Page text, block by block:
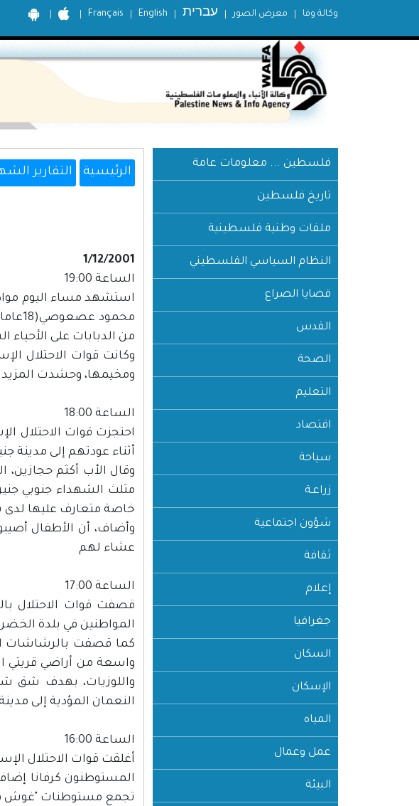
Français English עברית معرض الصور وكالة وفا
فلسطين ... معلومات عامة
تاريخ فلسطين
ملفات وطنية فلسطينية
النظام السياسي الفلسطيني
قضايا الصراع
القدس
الصحة
التعليم
اقتصاد
سياحة
زراعـة
شؤون اجتماعية
ثقافة
إعلام
جغرافيا
السكان
الإسكان
المياه
عمل وعمال
البيئة
الرئيسية التقارير
1/12/2001
الساعة 19:00
من الدبابات على الأحياء
وكانت قوات الاحتلال
ومخيمها، وحشدت المزيد
الساعة 18:00
أثناء عودتهم إلى مدينة
وقال الأب أكثم حجازين،
مثلث الشهداء جنوبي
خاصة متعارف عليها لدى
وأضاف، أن الأطفال
عشاء لهم
الساعة 17:00
قصفت قوات الاحتلال
المواطنين في بلدة
كما قصفت بالرشاشات
واسعة من أراضي قريتي
واللوزيات، بهدف شق
النعمان المؤدية إلى
الساعة 16:00
أغلقت قوات الاحتلال
المستوطنون كرفانا
تجمع مستوطنات "غوش